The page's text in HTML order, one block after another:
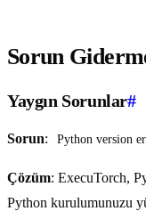
Sorun
Yaygın Sorunlar#
Sorun: Python version
Çözüm: ExecuTorch,
Python kurulumunuzu